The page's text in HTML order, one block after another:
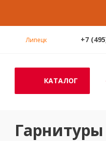
Липецк +7
КАТАЛОГ